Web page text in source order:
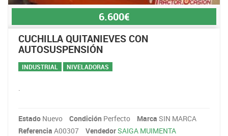
6.600€
CUCHILLA QUITANIEVES CON
AUTOSUSPENSIÓN
INDUSTRIAL NIVELADORAS
Estado Nuevo Condición Perfecto Marca SIN MARCA
Referencia A00307 VendedorSAIGA MUIMENTA